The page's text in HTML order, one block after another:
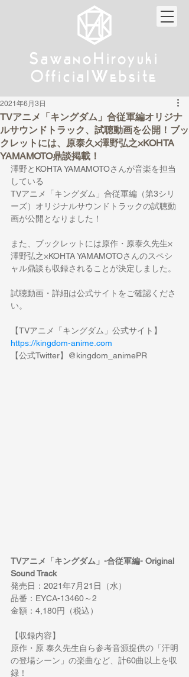
Sa wanoHiroyuki
Official W ebsite
Sa wanoHiroyuki
Official W ebsite
TVアニメ「キングダム」合従軍編オリジナ
ルサウンドトラック、試聴動画を公開！ブッ
クレットには、原泰久×澤野弘之×KOHTA
YAMAMOTO鼎談掲載！
2021年6月3日
澤野とKOHTA YAMAMOTOさんが音楽を担当
している
TVアニメ「キングダム」合従軍編（第3シリ
ーズ）オリジナルサウンドトラックの試聴動
画が公開となりました！
また、ブックレットには原作・原泰久先生×
澤野弘之×KOHTA YAMAMOTOさんのスペシ
ャル鼎談も収録されることが決定しました。
試聴動画・詳細は公式サイトをご確認くださ
い。
【TVアニメ「キングダム」公式サイト】
https://kingdom-anime.com
【公式Twitter】@kingdom_animePR
TVアニメ「キングダム」-合従軍編- Original
Sound Track
発売日：2021年7月21日（水）
品番：EYCA-13460～2
金額：4,180円（税込）
【収録内容】
原作・原 泰久先生自ら参考音源提供の「汗明
の登場シーン」の楽曲など、計60曲以上を収
録！